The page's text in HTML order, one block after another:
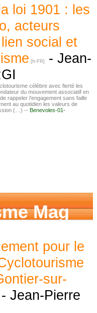
loi 1901 : les
acteurs
social et
- Jean-
célèbre avec fierté les
du mouvement associatif en
rappeler l’engagement sans faille
au quotidien les valeurs de
(…) -- Benevoles-01-
Mag
pour le
sur-
- Jean-Pierre